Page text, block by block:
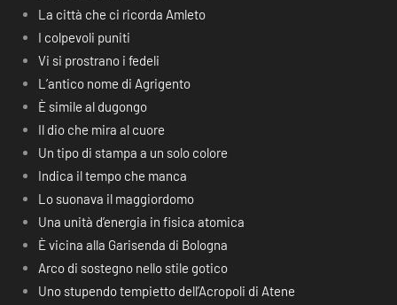
La città che ci ricorda Amleto
I colpevoli puniti
Vi si prostrano i fedeli
L’antico nome di Agrigento
È simile al dugongo
Il dio che mira al cuore
Un tipo di stampa a un solo colore
Indica il tempo che manca
Lo suonava il maggiordomo
Una unità d’energia in fisica atomica
È vicina alla Garisenda di Bologna
Arco di sostegno nello stile gotico
Uno stupendo tempietto dell’Acropoli di Atene